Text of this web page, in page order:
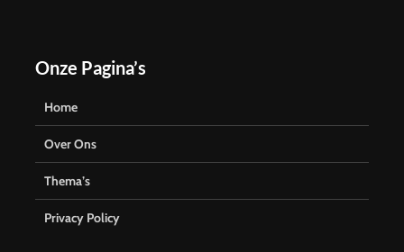
Onze Pagina’s
Home
Over Ons
Thema’s
Privacy Policy